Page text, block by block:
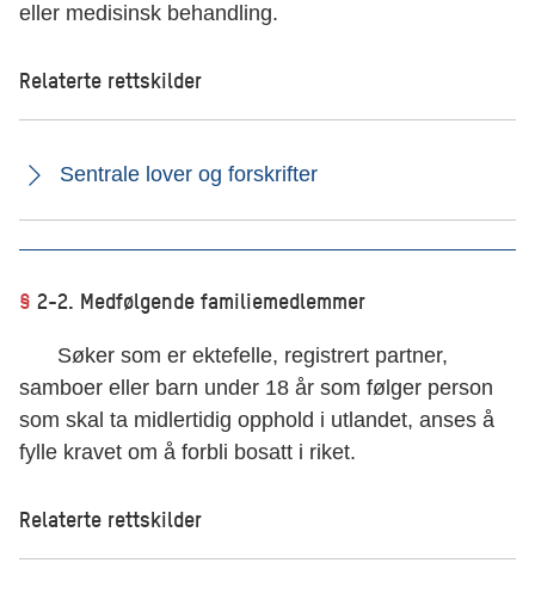
eller medisinsk behandling.
Relaterte rettskilder
Sentrale lover og forskrifter
§ 2-2. Medfølgende familiemedlemmer
Søker som er ektefelle, registrert partner,
samboer eller barn under 18 år som følger person
som skal ta midlertidig opphold i utlandet, anses å
fylle kravet om å forbli bosatt i riket.
Relaterte rettskilder